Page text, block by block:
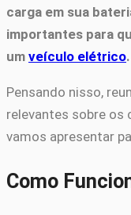
carga em sua
importantes para
um veículo elétrico.
Pensando nisso,
relevantes sobre os
vamos apresentar
Como